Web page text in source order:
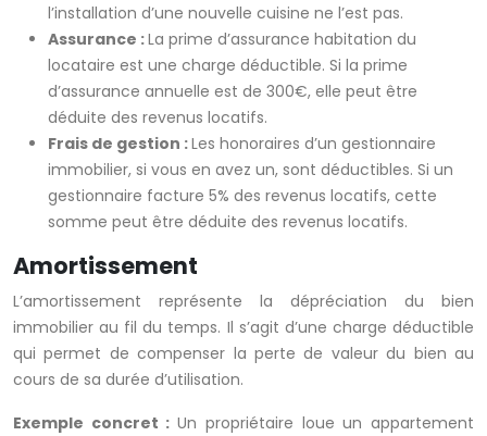
l’installation d’une nouvelle cuisine ne l’est pas.
Assurance :La prime d’assurance habitation du
locataire est une charge déductible. Si la prime
d’assurance annuelle est de 300€, elle peut être
déduite des revenus locatifs.
Frais de gestion :Les honoraires d’un gestionnaire
immobilier, si vous en avez un, sont déductibles. Si un
gestionnaire facture 5% des revenus locatifs, cette
somme peut être déduite des revenus locatifs.
Amortissement
L’amortissement représente la dépréciation du bien
immobilier au fil du temps. Il s’agit d’une charge déductible
qui permet de compenser la perte de valeur du bien au
cours de sa durée d’utilisation.
Exemple concret :Un propriétaire loue un appartement